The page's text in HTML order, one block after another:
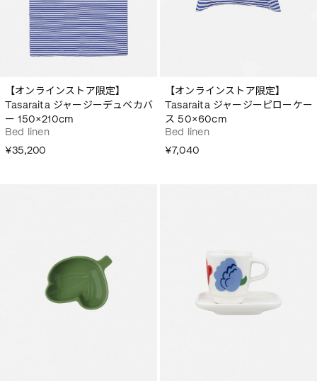
【オンラインストア限定】
Tasaraita ジャージーデュベカバ
ー 150×210cm
Bed linen
¥35,200
【オンラインストア限定】
Tasaraita ジャージーピローケー
ス 50×60cm
Bed linen
¥7,040